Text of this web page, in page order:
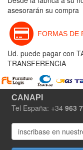
asesorarán su compra
FORMAS DE
Ud. puede pagar con
TRANSFERENCIA
CANAPI
Tel España: +34 963